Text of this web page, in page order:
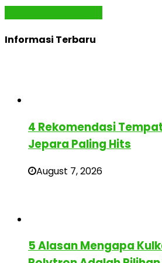
Informasi Terbaru
4 Rekomendasi
Jepara Paling Hits
August 7, 2026
5 Alasan Mengapa